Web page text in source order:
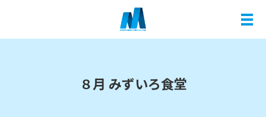
メ
８月 みずいろ食堂